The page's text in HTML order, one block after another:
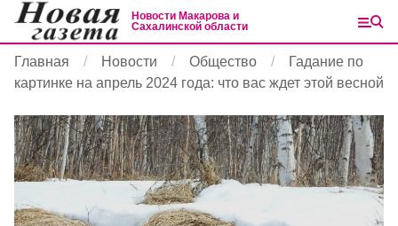
Новости Макарова и
Сахалинской области
Главная Новости Общество
Гадание по
картинке на апрель 2024 года: что вас ждет этой весной